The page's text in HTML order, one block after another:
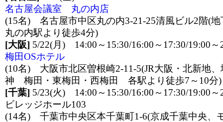
名古屋会議室 丸の内店
(15名) 名古屋市中区丸の内3-21-25清風ビル2階(
丸の内駅より徒歩4分)
[大阪] 5/22(月) 14:00～15:30/16:00～17:30/19:00～
梅田OSホテル
(10名) 大阪市北区曽根崎2-11-5(JR大阪・北新地
神 梅田・東梅田・西梅田 各駅より徒歩7～10分)
[千葉] 5/23(火) 14:00～15:30/16:00～17:30/19:00～
ビレッジホール103
(14名) 千葉市中央区本千葉町1-6(京成千葉中央